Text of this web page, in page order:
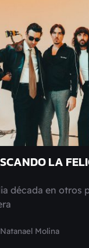
LA
década en otros
Natanael Molina